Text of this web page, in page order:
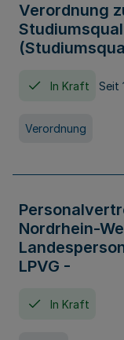
Verordnung
In Kraft Seit
Verordnung
Nordrhein-
LPVG -
In Kraft